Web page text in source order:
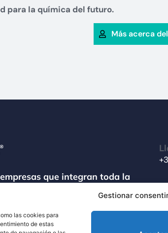
Gestionar
las cookies para
de estas
para la química del futuro.
Más acerca
que integran toda la